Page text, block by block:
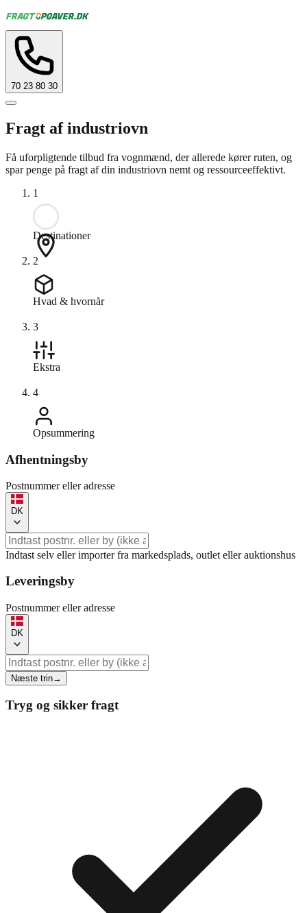
70 23 80 30
Fragt af industriovn
Få uforpligtende tilbud fra vognmænd, der allerede kører ruten, og
spar penge på fragt af din industriovn nemt og ressourceeffektivt.
1
Destinationer
2
Hvad & hvornår
3
Ekstra
4
Opsummering
Afhentningsby
Postnummer eller adresse
DK
Indtast selv eller importer fra markedsplads, outlet eller auktionshus
Leveringsby
Postnummer eller adresse
DK
Næste trin→
Tryg og sikker fragt